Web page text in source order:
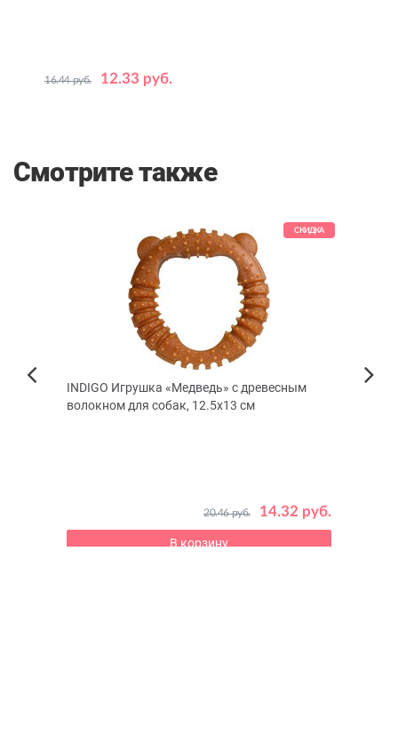
12.33 руб.
16.44 руб.
Смотрите также
СКИДКА
INDIGO Игрушка «Медведь» с древесным
волокном для собак, 12.5x13 см
14.32 руб.
20.46 руб.
В корзину